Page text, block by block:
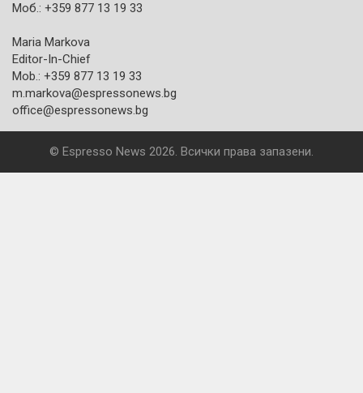
Моб.: +359 877 13 19 33
Maria Markova
Editor-In-Chief
Mob.: +359 877 13 19 33
m.markova@espressonews.bg
office@espressonews.bg
© Espresso News 2026. Всички права запазени.